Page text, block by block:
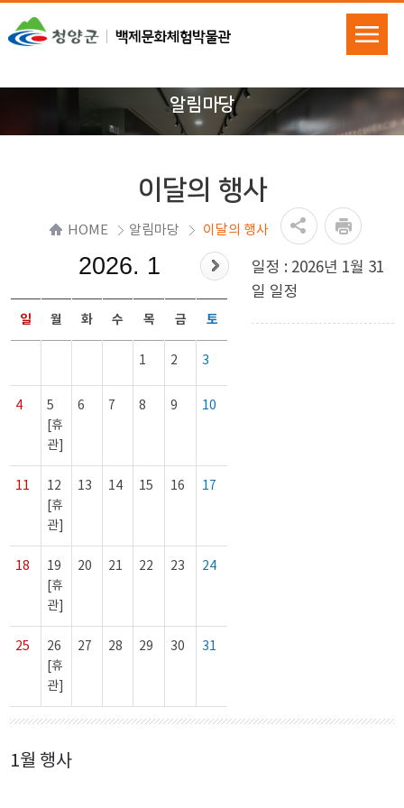
알림마당
이달의 행사
HOME 알림마당 이달의 행사
2026. 1
일 월 화 수 목 금 토
1 2 3
4
5
[휴
관]
6 7 8 9 10
11
12
[휴
관]
13 14 15 16 17
18
19
[휴
관]
20 21 22 23 24
25
26
[휴
관]
27 28 29 30 31
일정 : 2026년 1월 31
일 일정
1월 행사